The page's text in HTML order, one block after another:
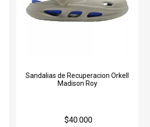
Sandalias de Recuperacion Orkell
Madison Roy
$40.000